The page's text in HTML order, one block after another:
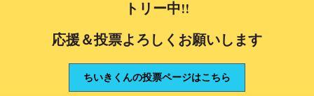
トリー中‼
応援＆投票よろしくお願いします
ちいきくんの投票ページはこちら